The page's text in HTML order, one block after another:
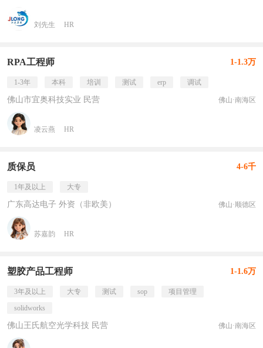
刘先生 HR
RPA工程师 1-1.3万
1-3年 本科 培训 测试 erp 调试
佛山市宜奥科技实业 民营 佛山·南海区
凌云燕 HR
质保员 4-6千
1年及以上 大专
广东高达电子 外资（非欧美） 佛山·顺德区
苏嘉韵 HR
塑胶产品工程师 1-1.6万
3年及以上 大专 测试 sop
项目管理
solidworks
佛山王氏航空光学科技 民营 佛山·南海区